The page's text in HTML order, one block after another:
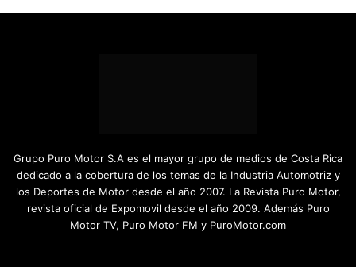
Grupo Puro Motor S.A es el mayor grupo de medios de Costa Rica
dedicado a la cobertura de los temas de la Industria Automotriz y
los Deportes de Motor desde el año 2007. La Revista Puro Motor,
revista oficial de Expomovil desde el año 2009. Además Puro
Motor TV, Puro Motor FM y PuroMotor.com